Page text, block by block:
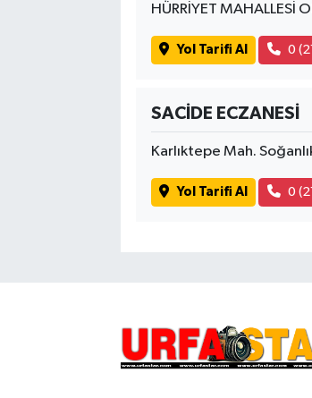
HÜRRİYET MAHALLESİ
Yol Tarifi Al 0
SACİDE ECZANESİ
Karlıktepe Mah.
Yol Tarifi Al 0